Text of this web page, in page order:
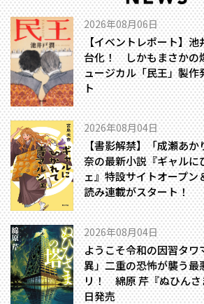
2026年08月06日
【イベントレポート】池
台化！ しかもまさかの爆
ュージカル「民王」製作
ト
2026年08月04日
【書影解禁】「成瀬あか
奈の最新小説『ギャルに
ェ』特設サイトオープン
読み連載がスタート！
2026年08月04日
ようこそ令和の因習タワ
異」二重の恐怖が襲う最
リ！ 綿原 芹『ぬひん
日発売